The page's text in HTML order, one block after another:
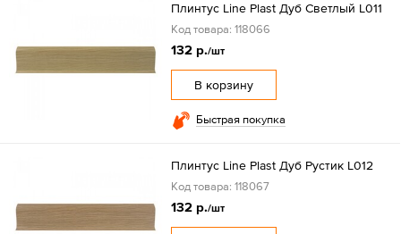
Плинтус Line Plast Дуб Светлый L011
Код товара: 118066
132 р./шт
В корзину
Быстрая покупка
Плинтус Line Plast Дуб Рустик L012
Код товара: 118067
132 р./шт